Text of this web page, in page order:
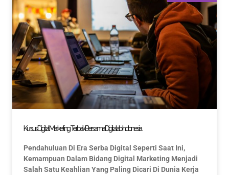
Kursus Digital Marketing Terbaik Bersama Digitalab Indonesia
Pendahuluan Di Era Serba Digital Seperti Saat Ini,
Kemampuan Dalam Bidang Digital Marketing Menjadi
Salah Satu Keahlian Yang Paling Dicari Di Dunia Kerja